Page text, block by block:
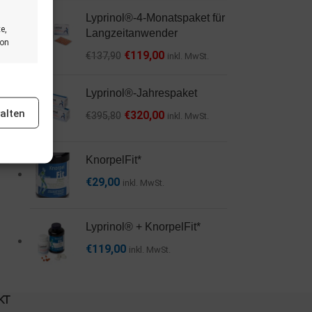
Lyprinol®-4-Monatspaket für
Langzeitanwender
€137,90 €119,00 inkl. MwSt.
Lyprinol®-Jahrespaket
€395,80 €320,00 inkl. MwSt.
KnorpelFit*
€29,00 inkl. MwSt.
Lyprinol® + KnorpelFit*
€119,00 inkl. MwSt.